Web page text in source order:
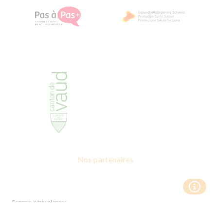
Nos partenaires
Ergopixx trivial mass